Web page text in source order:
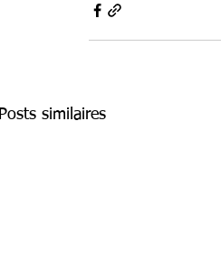
Posts similaires